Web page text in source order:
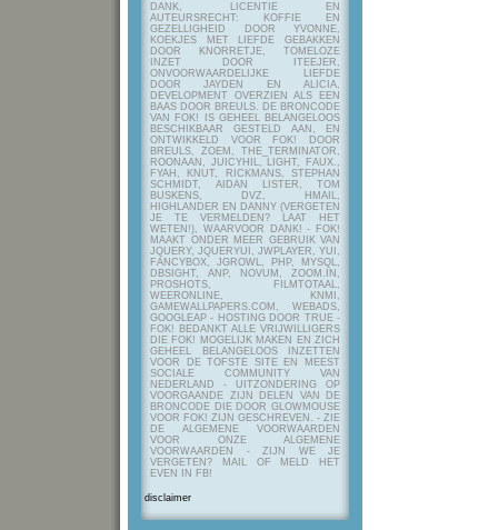
DANK, LICENTIE EN
AUTEURSRECHT: KOFFIE EN
GEZELLIGHEID DOOR YVONNE,
KOEKJES MET LIEFDE GEBAKKEN
DOOR KNORRETJE, TOMELOZE
INZET DOOR ITEEJER,
ONVOORWAARDELIJKE LIEFDE
DOOR JAYDEN EN ALICIA,
DEVELOPMENT OVERZIEN ALS EEN
BAAS DOOR BREULS. DE BRONCODE
VAN FOK! IS GEHEEL BELANGELOOS
BESCHIKBAAR GESTELD AAN, EN
ONTWIKKELD VOOR FOK! DOOR
BREULS, ZOEM, THE_TERMINATOR,
ROONAAN, JUICYHIL, LIGHT, FAUX.,
FYAH, KNUT, RICKMANS, STEPHAN
SCHMIDT, AIDAN LISTER, TOM
BUSKENS, DVZ, HMAIL,
HIGHLANDER EN DANNY (VERGETEN
JE TE VERMELDEN? LAAT HET
WETEN!), WAARVOOR DANK! - FOK!
MAAKT ONDER MEER GEBRUIK VAN
JQUERY, JQUERYUI, JWPLAYER, YUI,
FANCYBOX, JGROWL, PHP, MYSQL,
DBSIGHT, ANP, NOVUM, ZOOM.IN,
PROSHOTS, FILMTOTAAL,
WEERONLINE, KNMI,
GAMEWALLPAPERS.COM, WEBADS,
GOOGLEAP - HOSTING DOOR TRUE -
FOK! BEDANKT ALLE VRIJWILLIGERS
DIE FOK! MOGELIJK MAKEN EN ZICH
GEHEEL BELANGELOOS INZETTEN
VOOR DE TOFSTE SITE EN MEEST
SOCIALE COMMUNITY VAN
NEDERLAND - UITZONDERING OP
VOORGAANDE ZIJN DELEN VAN DE
BRONCODE DIE DOOR GLOWMOUSE
VOOR FOK! ZIJN GESCHREVEN. - ZIE
DE ALGEMENE VOORWAARDEN
VOOR ONZE ALGEMENE
VOORWAARDEN - ZIJN WE JE
VERGETEN? MAIL OF MELD HET
EVEN IN FB!
disclaimer